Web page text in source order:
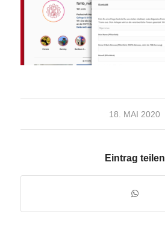
18. MAI 2020
Eintrag teilen